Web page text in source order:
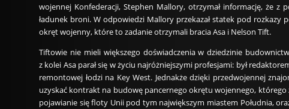
wojennej Konfederacji, Stephen Mallory, otrzymał informację, że
ładunek broni. W odpowiedzi Mallory przekazał statek pod rozkazy
okręt wojenny, które to zadanie otrzymali bracia Asa i Nelson Tift.
Tiftowie nie mieli większego doświadczenia w dziedzinie
z kolei Asa parał się w życiu najróżniejszymi profesjami: był
remontowej łodzi na Key West. Jednakże dzięki przedwojennej
uzyskać kontrakt na budowę pancernego okrętu wojennego,
pojawianie się floty Unii pod tym największym miastem Południa,